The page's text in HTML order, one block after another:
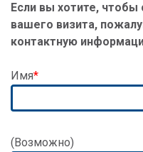
Если вы хотите, чтобы
вашего визита,
контактную
Имя
Адрес
(Возможно)